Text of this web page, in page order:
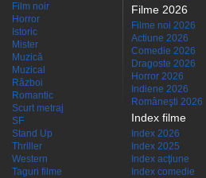
Film noir
Horror
Istoric
Mister
Muzică
Muzical
Război
Romantic
Scurt metraj
SF
Stand Up
Thriller
Western
Taguri filme
Filme 2026
Filme noi 2026
Actiune 2026
Comedie 2026
Dragoste 2026
Horror 2026
Indiene 2026
Româneşti 2026
Index filme
Index 2026
Index 2025
Index acţiune
Index comedie